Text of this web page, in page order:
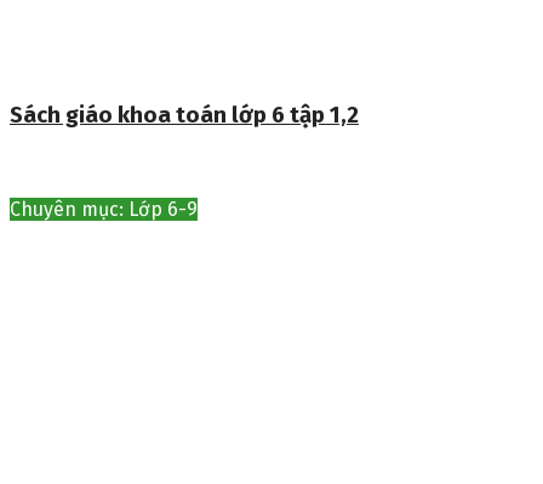
Sách giáo khoa toán lớp 6 tập 1,2
Chuyên mục: Lớp 6-9